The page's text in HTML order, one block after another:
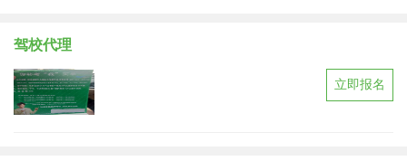
驾校代理
立即报名